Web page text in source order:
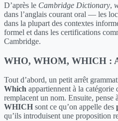
D’après le Cambridge Dictionary,
dans l’anglais courant oral — les
dans la plupart des contextes
formel et dans les certifications
Cambridge.
WHO, WHOM, WHICH :
Tout d’abord, un petit arrêt
Which appartiennent à la catégorie
remplacent un nom. Ensuite, pense
WHICH sont ce qu’on appelle des
qu’ils introduisent une proposition